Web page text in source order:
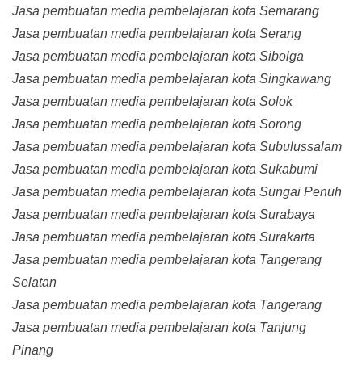
Jasa pembuatan media pembelajaran kota Semarang
Jasa pembuatan media pembelajaran kota Serang
Jasa pembuatan media pembelajaran kota Sibolga
Jasa pembuatan media pembelajaran kota Singkawang
Jasa pembuatan media pembelajaran kota Solok
Jasa pembuatan media pembelajaran kota Sorong
Jasa pembuatan media pembelajaran kota Subulussalam
Jasa pembuatan media pembelajaran kota Sukabumi
Jasa pembuatan media pembelajaran kota Sungai Penuh
Jasa pembuatan media pembelajaran kota Surabaya
Jasa pembuatan media pembelajaran kota Surakarta
Jasa pembuatan media pembelajaran kota Tangerang
Selatan
Jasa pembuatan media pembelajaran kota Tangerang
Jasa pembuatan media pembelajaran kota Tanjung
Pinang